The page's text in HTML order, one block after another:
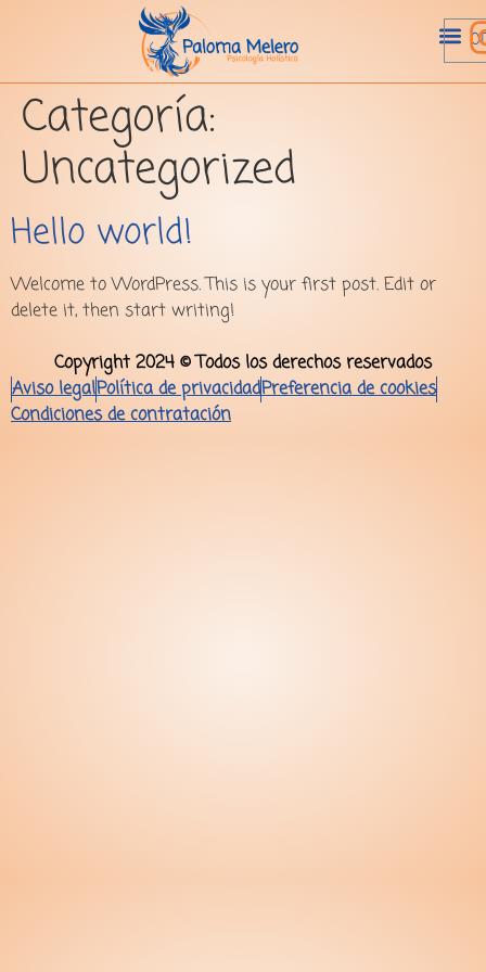
Categoría:
Uncategorized
Hello world!
Welcome to WordPress. This is your first post. Edit or
delete it, then start writing!
Copyright 2024 © Todos los derechos reservados
Aviso legalPolítica de privacidadPreferencia de cookies
Condiciones de contratación